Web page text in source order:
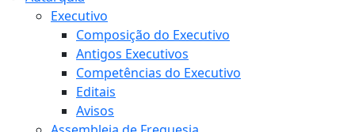
Executivo
Composição do Executivo
Antigos Executivos
Competências do Executivo
Editais
Avisos